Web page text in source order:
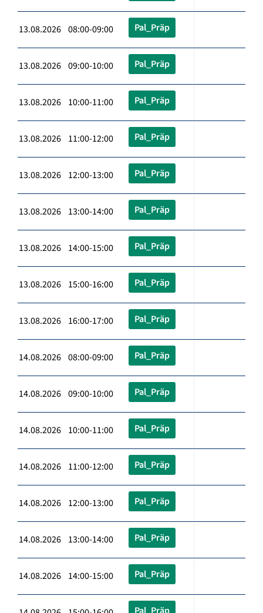
13.08.2026 08:00-09:00 Pal_Präp
13.08.2026 09:00-10:00 Pal_Präp
13.08.2026 10:00-11:00 Pal_Präp
13.08.2026 11:00-12:00 Pal_Präp
13.08.2026 12:00-13:00 Pal_Präp
13.08.2026 13:00-14:00 Pal_Präp
13.08.2026 14:00-15:00 Pal_Präp
13.08.2026 15:00-16:00 Pal_Präp
13.08.2026 16:00-17:00 Pal_Präp
14.08.2026 08:00-09:00 Pal_Präp
14.08.2026 09:00-10:00 Pal_Präp
14.08.2026 10:00-11:00 Pal_Präp
14.08.2026 11:00-12:00 Pal_Präp
14.08.2026 12:00-13:00 Pal_Präp
14.08.2026 13:00-14:00 Pal_Präp
14.08.2026 14:00-15:00 Pal_Präp